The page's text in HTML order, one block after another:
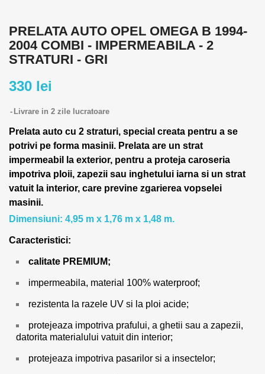
PRELATA AUTO OPEL OMEGA B 1994-
2004 COMBI - IMPERMEABILA - 2
STRATURI - GRI
330 lei
Livrare in 2 zile lucratoare
Prelata auto cu 2 straturi, special creata pentru a se
potrivi pe forma masinii. Prelata are un strat
impermeabil la exterior, pentru a proteja caroseria
impotriva ploii, zapezii sau inghetului iarna si un strat
vatuit la interior, care previne zgarierea vopselei
masinii.
Dimensiuni: 4,95 m x 1,76 m x 1,48 m.
Caracteristici:
calitate PREMIUM;
impermeabila, material 100% waterproof;
rezistenta la razele UV si la ploi acide;
protejeaza impotriva prafului, a ghetii sau a zapezii,
datorita materialului vatuit din interior;
protejeaza impotriva pasarilor si a insectelor;